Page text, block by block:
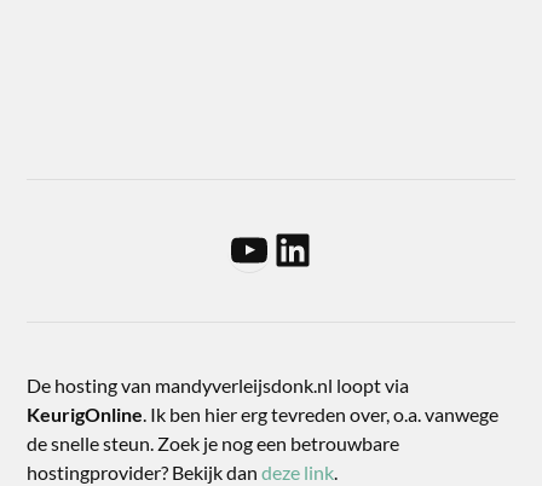
De hosting van mandyverleijsdonk.nl loopt via
KeurigOnline . Ik ben hier erg tevreden over, o.a. vanwege
de snelle steun. Zoek je nog een betrouwbare
hostingprovider? Bekijk dandeze link